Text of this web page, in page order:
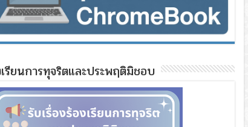
รียนการทุจริตและประพฤติมิชอบ